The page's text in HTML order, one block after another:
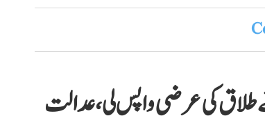
طلاق کی عرضی واپس لی، عدالت